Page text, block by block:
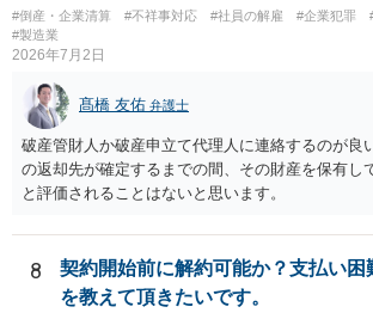
#倒産・企業清算 #不祥事対応 #社員の解雇 #企業犯罪
#製造業
2026年7月2日
髙橋 友佑 弁護士
破産管財人か破産申立て代理人に連絡するのが良
の返却先が確定するまでの間、その財産を保有し
と評価されることはないと思います。
8
契約開始前に解約可能か？支払い困
を教えて頂きたいです。